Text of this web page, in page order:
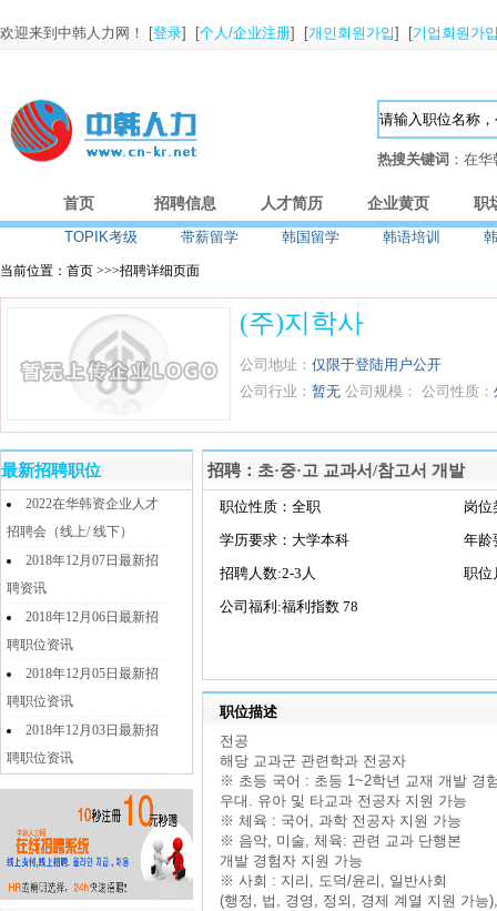
欢迎来到中韩人力网！ [登录] [个人/企业注册] [개인회원가입] [기업회원가
热搜关键词 ：在
首页 招聘信息 人才简历 企业黄页 职
TOPIK考级 带薪留学 韩国留学 韩语培训
当前位置：首页 >>>招聘详细页面
(주)지학사
公司地址： 仅限于登陆用户公开
公司行业： 暂无 公司规模： 公司性质：
最新招聘职位
2022在华韩资企业人才
招聘会（线上/ 线下）
2018年12月07日最新招
聘资讯
2018年12月06日最新招
聘职位资讯
2018年12月05日最新招
聘职位资讯
2018年12月03日最新招
聘职位资讯
招聘：초·중·고 교과서/참고서 개발
职位性质：全职
岗位
발
学历要求：大学本科
年龄
招聘人数:2-3人
职位
公司福利:福利指数 78
职位描述
전공
해당 교과군 관련학과 전공자
※ 초등 국어 : 초등 1~2학년 교재 개발 경
우대. 유아 및 타교과 전공자 지원 가능
※ 체육 : 국어, 과학 전공자 지원 가능
※ 음악, 미술, 체육: 관련 교과 단행본
개발 경험자 지원 가능
※ 사회 : 지리, 도덕/윤리, 일반사회
(행정, 법, 경영, 정외, 경제 계열 지원 가능),